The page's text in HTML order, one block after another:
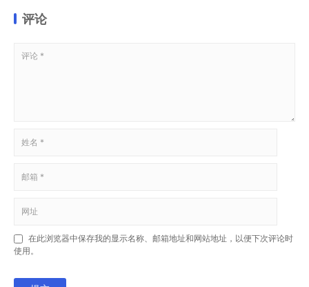
评论
在此浏览器中保存我的显示名称、邮箱地址和网站地址，以便下次评论时
使用。